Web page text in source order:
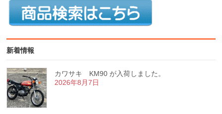
新着情報
カワサキ KM90 が入荷しました。
2026年8月7日